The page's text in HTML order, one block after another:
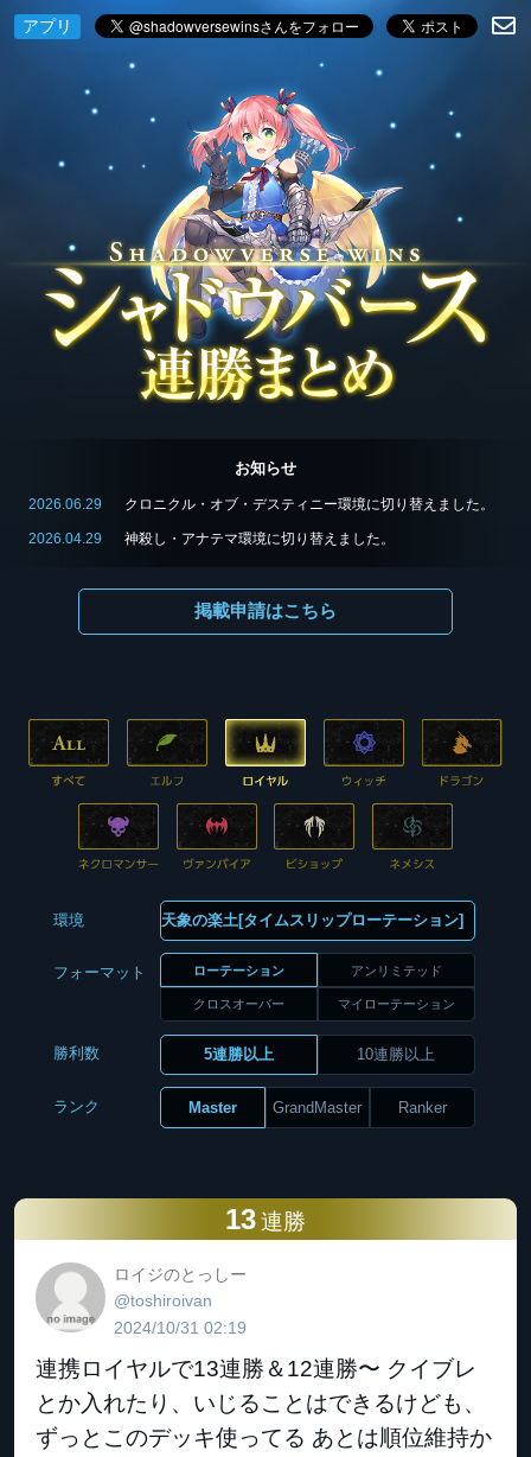
アプリ
お知らせ
2026.06.29 クロニクル・オブ・デスティニー環境に切り替えました。
2026.04.29 神殺し・アナテマ環境に切り替えました。
掲載申請はこちら
環境
フォーマット ローテーション アンリミテッド
クロスオーバー マイローテーション
勝利数 5連勝以上 10連勝以上
ランク Master GrandMaster Ranker
13 連勝
ロイジのとっしー
@toshiroivan
2024/10/31 02:19
連携ロイヤルで13連勝＆12連勝〜 クイブレ
とか入れたり、いじることはできるけども、
ずっとこのデッキ使ってる あとは順位維持か